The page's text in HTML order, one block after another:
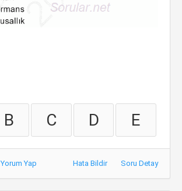
B C D E
Yorum Yap Hata Bildir Soru Detay